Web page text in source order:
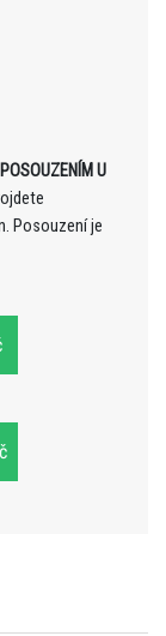
U
Posouzení je